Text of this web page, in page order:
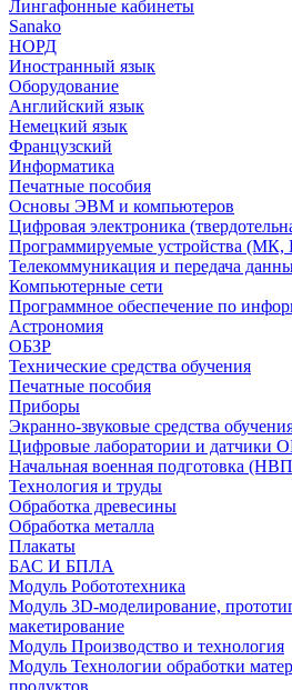
Лингафонные кабинеты
Sanako
НОРД
Иностранный язык
Оборудование
Английский язык
Немецкий язык
Французский
Информатика
Печатные пособия
Основы ЭВМ и компьютеров
Цифровая электроника
Программируемые устройства
Телекоммуникация и передача
Компьютерные сети
Программное обеспечение по
Астрономия
ОБЗР
Технические средства обучения
Печатные пособия
Приборы
Экранно-звуковые средства
Цифровые лаборатории и датчики
Начальная военная подготовка
Технология и труды
Обработка древесины
Обработка металла
Плакаты
БАС И БПЛА
Модуль Робототехника
Модуль 3D-моделирование,
макетирование
Модуль Производство и технология
Модуль Технологии обработки
продуктов